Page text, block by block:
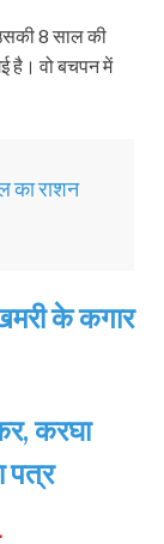
8 साल की
है। वो बचपन में
का राशन
के कगार
करघा
पत्र